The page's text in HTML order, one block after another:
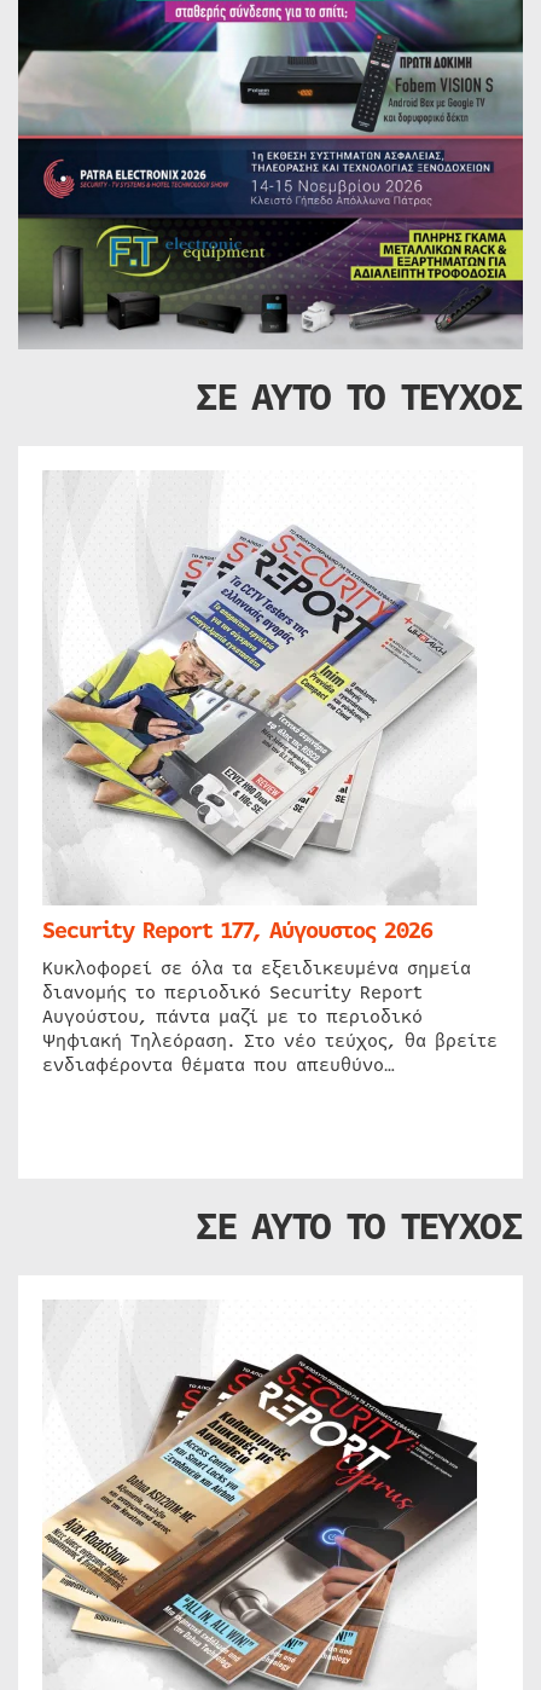
ΣΕ ΑΥΤΟ ΤΟ ΤΕΥΧΟΣ
Security Report 177, Αύγουστος 2026
Κυκλοφορεί σε όλα τα εξειδικευμένα σημεία
διανομής το περιοδικό Security Report
Αυγούστου, πάντα μαζί με το περιοδικό
Ψηφιακή Τηλεόραση. Στο νέο τεύχος, θα βρείτε
ενδιαφέροντα θέματα που απευθύνο…
ΣΕ ΑΥΤΟ ΤΟ ΤΕΥΧΟΣ